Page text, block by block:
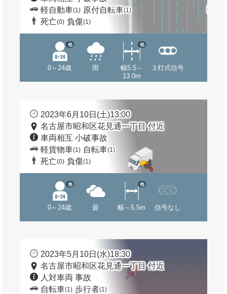
軽自動車(1) 原付自転車(1)
死亡(0) 負傷(1)
0～24歳
他
雨
幅5.5～
13.0m
他
３灯式信号
2023年6月10日(土)13:00
名古屋市昭和区花見通一丁目 付近
車両相互 小破事故
軽貨物車(1) 自転車(1)
死亡(0) 負傷(1)
0～24歳
他
曇 幅～5.5m
他
信号なし
2023年5月10日(水)18:30
名古屋市昭和区花見通一丁目 付近
人対車両 事故
自転車(1) 歩行者(1)